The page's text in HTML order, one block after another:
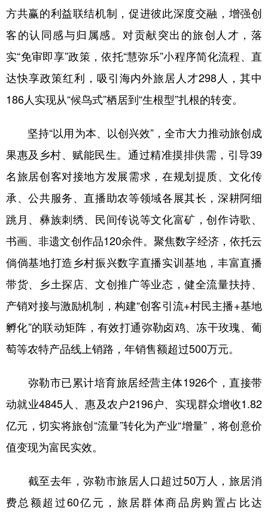
方共赢的利益联结机制，促进彼此深度交融，增强创
客的认同感与归属感。对贡献突出的旅创人才，落
实“免审即享”政策，依托“慧弥乐”小程序简化流程、直
达快享政策红利，吸引海内外旅居人才298人，其中
186人实现从“候鸟式”栖居到“生根型”扎根的转变。
坚持“以用为本、以创兴效”，全市大力推动旅创成
果惠及乡村、赋能民生。通过精准摸排供需，引导39
名旅居创客对接地方发展需求，在规划提质、文化传
承、公共服务、直播助农等领域各展其长，深耕阿细
跳月、彝族刺绣、民间传说等文化富矿，创作诗歌、
书画、非遗文创作品120余件。聚焦数字经济，依托云
倘倘基地打造乡村振兴数字直播实训基地，丰富直播
带货、乡土探店、文创推广等业态，健全流量扶持、
产销对接与激励机制，构建“创客引流+村民主播+基地
孵化”的联动矩阵，有效打通弥勒卤鸡、冻干玫瑰、葡
萄等农特产品线上销路，年销售额超过500万元。
弥勒市已累计培育旅居经营主体1926个，直接带
动就业4845人、惠及农户2196户、实现群众增收1.82
亿元，切实将旅创“流量”转化为产业“增量”，将创意价
值变现为富民实效。
截至去年，弥勒市旅居人口超过50万人，旅居消
费总额超过60亿元，旅居群体商品房购置占比达